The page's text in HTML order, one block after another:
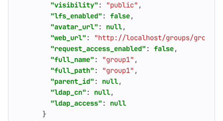
"visibility" : "public" ,
"lfs_enabled" : false,
"avatar_url" : null,
"web_url" : "http://localhost/groups/group1"
"request_access_enabled" : false,
"full_name" : "group1" ,
"full_path" : "group1" ,
"parent_id" : null,
"ldap_cn" : null,
"ldap_access" :
null
}